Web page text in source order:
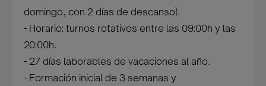
domingo, con 2 días de descanso).
- Horario: turnos rotativos entre las 09:00h y las
20:00h.
- 27 días laborables de vacaciones al año.
- Formación inicial de 3 semanas y